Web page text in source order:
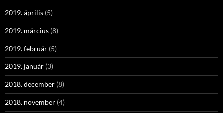
2019. április (5)
2019. március (8)
2019. február (5)
2019. január (3)
2018. december (8)
2018. november (4)